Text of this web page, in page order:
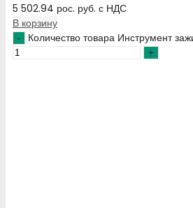
5 502.94 рос. руб. с НДС
В корзину
Количество товара Инструмент